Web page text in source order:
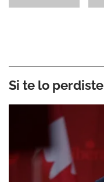
Si te lo perdiste